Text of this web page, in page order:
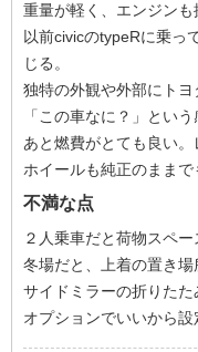
重量が軽く、エンジンも
以前civicのtypeRに乗っ
じる。
独特の外観や外部にト
「この車なに？」とい
あと燃費がとても良い。
ホイールも純正のままで
不満な点
２人乗車だと荷物スペー
冬場だと、上着の置き場
サイドミラーの折りたた
オプションでいいから設